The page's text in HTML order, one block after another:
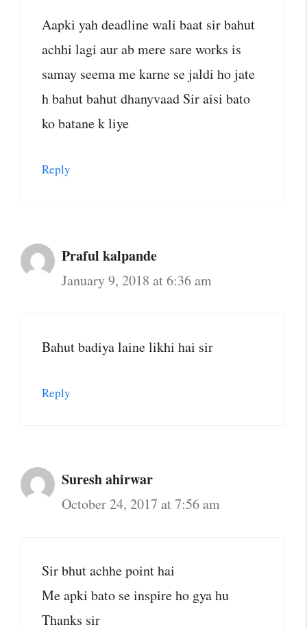
Aapki yah deadline wali baat sir bahut
achhi lagi aur ab mere sare works is
samay seema me karne se jaldi ho jate
h bahut bahut dhanyvaad Sir aisi bato
ko batane k liye
Reply
Praful kalpande
January 9, 2018 at 6:36 am
Bahut badiya laine likhi hai sir
Reply
Suresh ahirwar
October 24, 2017 at 7:56 am
Sir bhut achhe point hai
Me apki bato se inspire ho gya hu
Thanks sir